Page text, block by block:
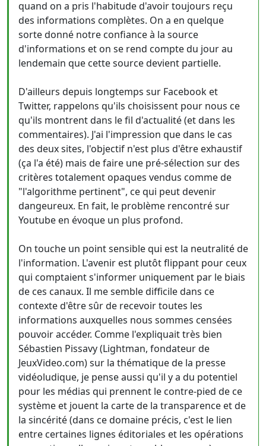
quand on a pris l'habitude d'avoir toujours reçu
des informations complètes. On a en quelque
sorte donné notre confiance à la source
d'informations et on se rend compte du jour au
lendemain que cette source devient partielle.
D'ailleurs depuis longtemps sur Facebook et
Twitter, rappelons qu'ils choisissent pour nous ce
qu'ils montrent dans le fil d'actualité (et dans les
commentaires). J'ai l'impression que dans le cas
des deux sites, l'objectif n'est plus d'être exhaustif
(ça l'a été) mais de faire une pré-sélection sur des
critères totalement opaques vendus comme de
"l'algorithme pertinent", ce qui peut devenir
dangeureux. En fait, le problème rencontré sur
Youtube en évoque un plus profond.
On touche un point sensible qui est la neutralité de
l'information. L'avenir est plutôt flippant pour ceux
qui comptaient s'informer uniquement par le biais
de ces canaux. Il me semble difficile dans ce
contexte d'être sûr de recevoir toutes les
informations auxquelles nous sommes censées
pouvoir accéder. Comme l'expliquait très bien
Sébastien Pissavy (Lightman, fondateur de
JeuxVideo.com) sur la thématique de la presse
vidéoludique, je pense aussi qu'il y a du potentiel
pour les médias qui prennent le contre-pied de ce
système et jouent la carte de la transparence et de
la sincérité (dans ce domaine précis, c'est le lien
entre certaines lignes éditoriales et les opérations